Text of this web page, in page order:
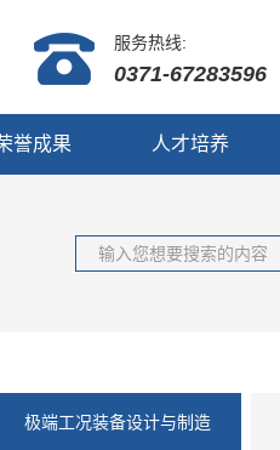
服务热线:
0371-67283596
誉成果 人才培养
极端工况装备设计与制造